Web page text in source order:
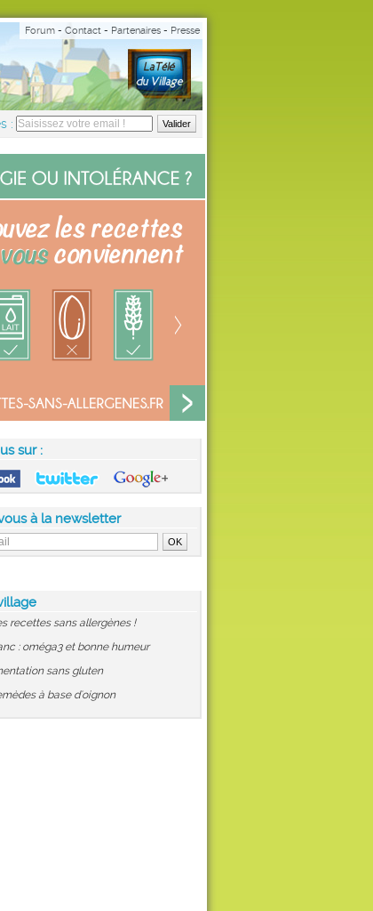
Forum - Contact - Partenaires - Presse
:
sur :
à la newsletter
recettes sans allergènes !
: oméga3 et bonne humeur
sans gluten
à base d'oignon